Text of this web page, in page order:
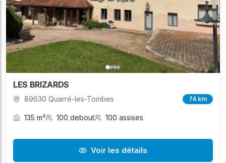
LES BRIZARDS
89630 Quarré-les-Tombes 74 km
135 m² 100 debout 100 assises
Voir les détails